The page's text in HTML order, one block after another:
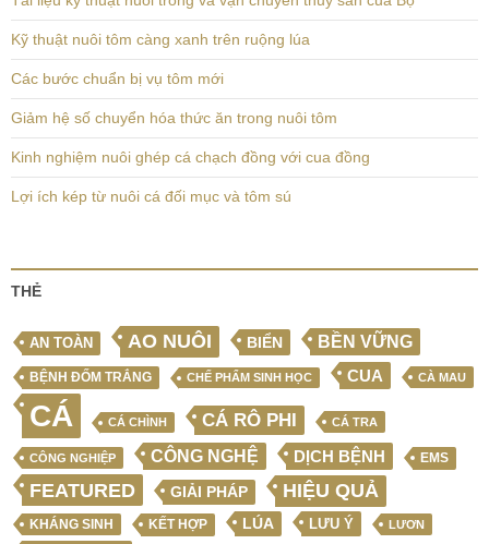
Kỹ thuật nuôi tôm càng xanh trên ruộng lúa
Các bước chuẩn bị vụ tôm mới
Giảm hệ số chuyển hóa thức ăn trong nuôi tôm
Kinh nghiệm nuôi ghép cá chạch đồng với cua đồng
Lợi ích kép từ nuôi cá đối mục và tôm sú
THẺ
AN TOÀN AO NUÔI BIỂN BỀN VỮNG
BỆNH ĐỐM TRẮNG CHẾ PHẨM SINH HỌC CUA CÀ MAU
CÁ CÁ CHÌNH CÁ RÔ PHI CÁ TRA
CÔNG NGHIỆP CÔNG NGHỆ DỊCH BỆNH EMS
FEATURED GIẢI PHÁP HIỆU QUẢ
KHÁNG SINH KẾT HỢP LÚA LƯU Ý LƯƠN